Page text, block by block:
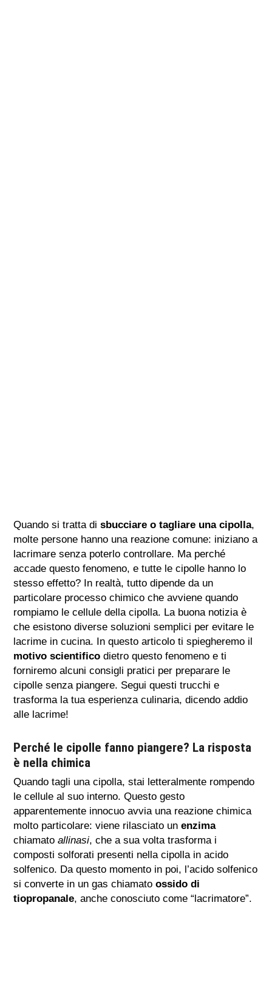
Quando si tratta disbucciare o tagliare una cipolla,
molte persone hanno una reazione comune: iniziano a
lacrimare senza poterlo controllare. Ma perché
accade questo fenomeno, e tutte le cipolle hanno lo
stesso effetto? In realtà, tutto dipende da un
particolare processo chimico che avviene quando
rompiamo le cellule della cipolla. La buona notizia è
che esistono diverse soluzioni semplici per evitare le
lacrime in cucina. In questo articolo ti spiegheremo il
motivo scientifico dietro questo fenomeno e ti
forniremo alcuni consigli pratici per preparare le
cipolle senza piangere. Segui questi trucchi e
trasforma la tua esperienza culinaria, dicendo addio
alle lacrime!
Perché le cipolle fanno piangere? La risposta
è nella chimica
Quando tagli una cipolla, stai letteralmente rompendo
le cellule al suo interno. Questo gesto
apparentemente innocuo avvia una reazione chimica
molto particolare: viene rilasciato unenzima
chiamatoallinasi, che a sua volta trasforma i
composti solforati presenti nella cipolla in acido
solfenico. Da questo momento in poi, l’acido solfenico
si converte in un gas chiamatoossido di
tiopropanale, anche conosciuto come “lacrimatore”.